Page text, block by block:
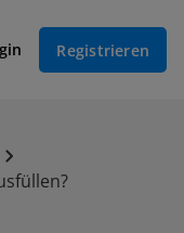
Registrieren